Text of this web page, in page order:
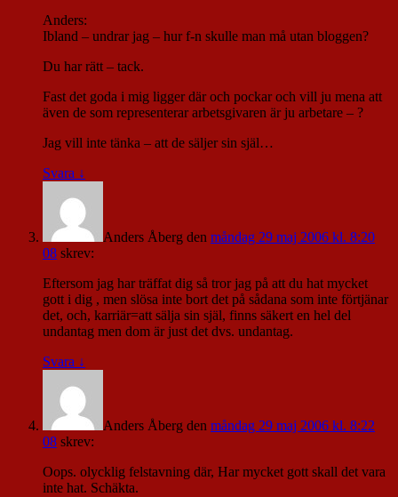
Anders:
Ibland – undrar jag – hur f-n skulle man må utan bloggen?
Du har rätt – tack.
Fast det goda i mig ligger där och pockar och vill ju mena att
även de som representerar arbetsgivaren är ju arbetare – ?
Jag vill inte tänka – att de säljer sin själ…
Svara ↓
Anders Åberg den måndag 29 maj 2006 kl. 8:20
08 skrev:
Eftersom jag har träffat dig så tror jag på att du hat mycket
gott i dig , men slösa inte bort det på sådana som inte förtjänar
det, och, karriär=att sälja sin själ, finns säkert en hel del
undantag men dom är just det dvs. undantag.
Svara ↓
Anders Åberg den måndag 29 maj 2006 kl. 8:22
08 skrev:
Oops. olycklig felstavning där, Har mycket gott skall det vara
inte hat. Schäkta.